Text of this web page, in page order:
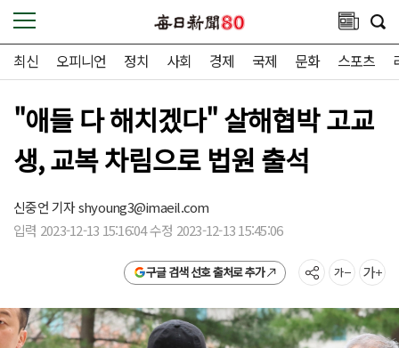
최신 오피니언 정치 사회 경제 국제 문화 스포츠
"애들 다 해치겠다" 살해협박 고교
생, 교복 차림으로 법원 출석
신중언 기자shyoung3@imaeil.com
입력 2023-12-13 15:16:04 수정 2023-12-13 15:45:06
구글 검색 선호 출처로 추가